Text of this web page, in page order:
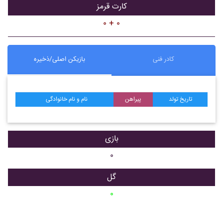
کارت قرمز
۰ + ۰
بازیکن اصلی/ذخیره کادر فنی
نام و نام خانوادگی پیراهن تاریخ تولد
بازی
۰
گل
۰